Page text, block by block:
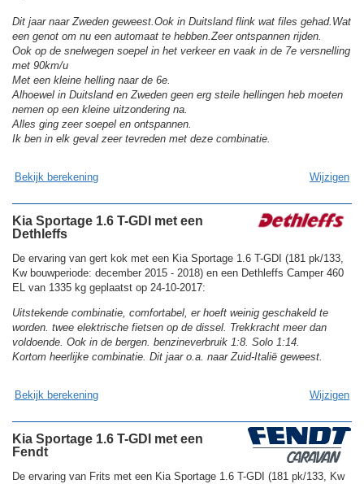
Dit jaar naar Zweden geweest.Ook in Duitsland flink wat files gehad.Wat
een genot om nu een automaat te hebben.Zeer ontspannen rijden.
Ook op de snelwegen soepel in het verkeer en vaak in de 7e versnelling
met 90km/u
Met een kleine helling naar de 6e.
Alhoewel in Duitsland en Zweden geen erg steile hellingen heb moeten
nemen op een kleine uitzondering na.
Alles ging zeer soepel en ontspannen.
Ik ben in elk geval zeer tevreden met deze combinatie.
Bekijk berekening Wijzigen
Kia Sportage 1.6 T-GDI met een
Dethleffs
De ervaring van gert kok met een Kia Sportage 1.6 T-GDI (181 pk/133,
Kw bouwperiode: december 2015 - 2018) en een Dethleffs Camper 460
EL van 1335 kg geplaatst op 24-10-2017:
Uitstekende combinatie, comfortabel, er hoeft weinig geschakeld te
worden. twee elektrische fietsen op de dissel. Trekkracht meer dan
voldoende. Ook in de bergen. benzineverbruik 1:8. Solo 1:14.
Kortom heerlijke combinatie. Dit jaar o.a. naar Zuid-Italië geweest.
Bekijk berekening Wijzigen
Kia Sportage 1.6 T-GDI met een
Fendt
De ervaring van Frits met een Kia Sportage 1.6 T-GDI (181 pk/133, Kw